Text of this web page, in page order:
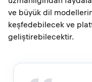
ve büyük dil
keşfedebilecek ve
geliştirebilecektir.